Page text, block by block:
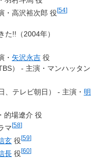
・高沢裕次郎 役[54]
た!!（2004年）
・ 矢沢永吉 役
） - 主演・マンハッタン
、テレビ朝日） - 主演・ 明
的場遼介 役
マ[58]
玄 役[59]
長 役[60]